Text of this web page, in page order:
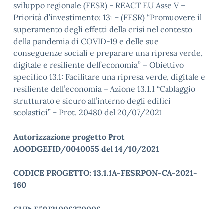
sviluppo regionale (FESR) – REACT EU Asse V –
Priorità d’investimento: 13i – (FESR) “Promuovere il
superamento degli effetti della crisi nel contesto
della pandemia di COVID-19 e delle sue
conseguenze sociali e preparare una ripresa verde,
digitale e resiliente dell’economia” – Obiettivo
specifico 13.1: Facilitare una ripresa verde, digitale e
resiliente dell’economia – Azione 13.1.1 “Cablaggio
strutturato e sicuro all’interno degli edifici
scolastici” – Prot. 20480 del 20/07/2021
Autorizzazione progetto Prot
AOODGEFID/0040055 del 14/10/2021
CODICE PROGETTO: 13.1.1A-FESRPON-CA-2021-
160